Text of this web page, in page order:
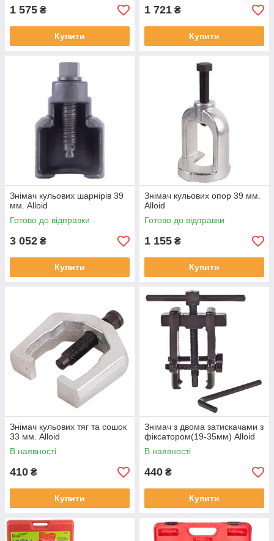
1 575 ₴
Купити
1 721 ₴
Купити
Знімач кульових шарнірів 39
мм. Alloid
Готово до відправки
3 052 ₴
Купити
Знімач кульових опор 39 мм.
Alloid
Готово до відправки
1 155 ₴
Купити
Знімач кульових тяг та сошок
33 мм. Alloid
В наявності
410 ₴
Купити
Знімач з двома затискачами з
фіксатором(19-35мм) Alloid
В наявності
440 ₴
Купити